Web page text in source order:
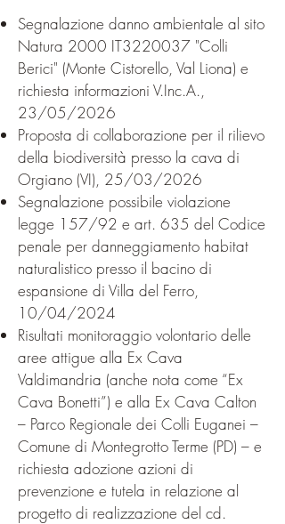
Segnalazione danno ambientale al sito
Natura 2000 IT3220037 "Colli
Berici" (Monte Cistorello, Val Liona) e
richiesta informazioni V.Inc.A.,
23/05/2026
Proposta di collaborazione per il rilievo
della biodiversità presso la cava di
Orgiano (VI), 25/03/2026
Segnalazione possibile violazione
legge 157/92 e art. 635 del Codice
penale per danneggiamento habitat
naturalistico presso il bacino di
espansione di Villa del Ferro,
10/04/2024​
Risultati monitoraggio volontario delle
aree attigue alla Ex Cava
Valdimandria (anche nota come “Ex
Cava Bonetti”) e alla Ex Cava Calton
– Parco Regionale dei Colli Euganei –
Comune di Montegrotto Terme (PD) – e
richiesta adozione azioni di
prevenzione e tutela in relazione al
progetto di realizzazione del cd.